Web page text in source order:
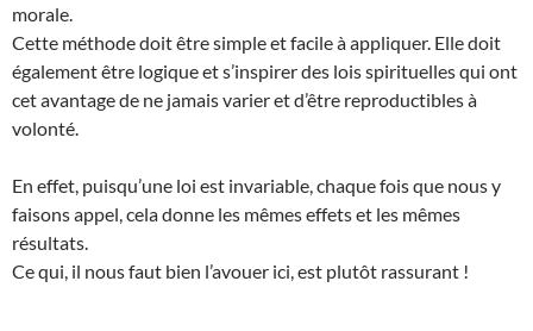
morale.
Cette méthode doit être simple et facile à appliquer. Elle doit
également être logique et s’inspirer des lois spirituelles qui ont
cet avantage de ne jamais varier et d’être reproductibles à
volonté.
En effet, puisqu’une loi est invariable, chaque fois que nous y
faisons appel, cela donne les mêmes effets et les mêmes
résultats.
Ce qui, il nous faut bien l’avouer ici, est plutôt rassurant !